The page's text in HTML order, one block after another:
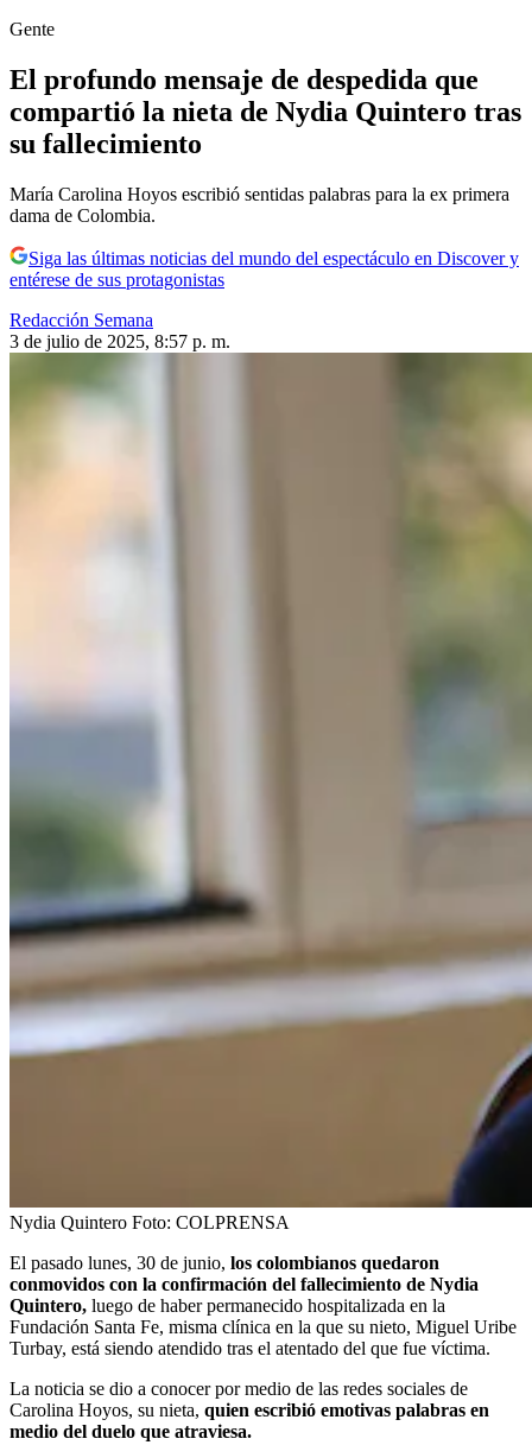
Gente
El profundo mensaje de despedida que
compartió la nieta de Nydia Quintero tras
su fallecimiento
María Carolina Hoyos escribió sentidas palabras para la ex primera
dama de Colombia.
Siga las últimas noticias del mundo del espectáculo en Discover y
entérese de sus protagonistas
Redacción Semana
3 de julio de 2025, 8:57 p. m.
Nydia Quintero Foto: COLPRENSA
El pasado lunes, 30 de junio, los colombianos quedaron
conmovidos con la confirmación del fallecimiento de Nydia
Quintero, luego de haber permanecido hospitalizada en la
Fundación Santa Fe, misma clínica en la que su nieto, Miguel Uribe
Turbay, está siendo atendido tras el atentado del que fue víctima.
La noticia se dio a conocer por medio de las redes sociales de
Carolina Hoyos, su nieta, quien escribió emotivas palabras en
medio del duelo que atraviesa.